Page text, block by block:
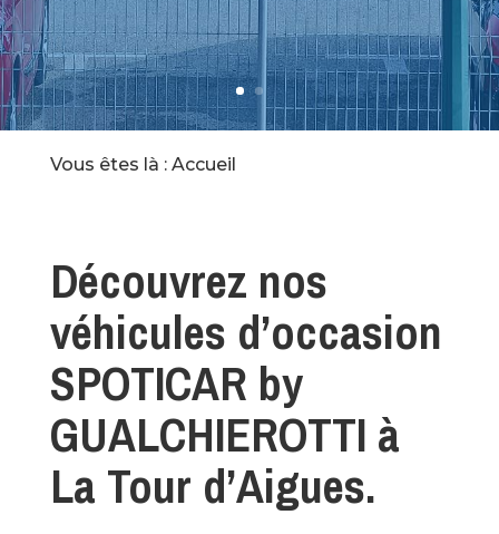
Vous êtes là : Accueil
Découvrez nos
véhicules d’occasion
SPOTICAR by
GUALCHIEROTTI à
La Tour d’Aigues.